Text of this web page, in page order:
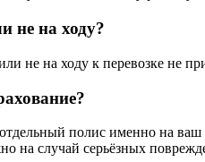
не на ходу?
не на ходу к перевозке не
полис именно на ваш
на случай серьёзных